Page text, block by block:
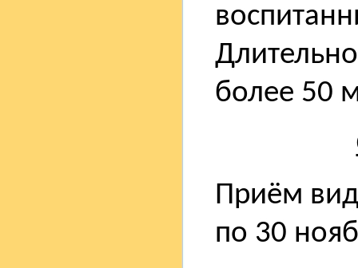
более 50
Приём
по 30